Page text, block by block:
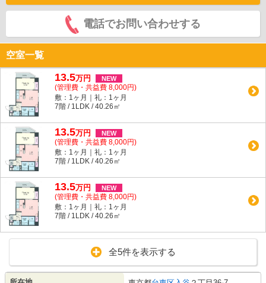
電話でお問い合わせする
空室一覧
13.5万円 NEW
(管理費・共益費 8,000円)
敷：1ヶ月｜礼：1ヶ月
7階 / 1LDK / 40.26㎡
13.5万円 NEW
(管理費・共益費 8,000円)
敷：1ヶ月｜礼：1ヶ月
7階 / 1LDK / 40.26㎡
13.5万円 NEW
(管理費・共益費 8,000円)
敷：1ヶ月｜礼：1ヶ月
7階 / 1LDK / 40.26㎡
全5件を表示する